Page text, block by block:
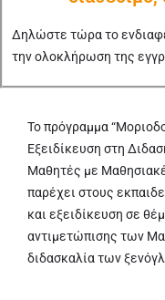
Δηλώστε τώρα το
την ολοκλήρωση της
Το πρόγραμμα
Εξειδίκευση στη
Μαθητές με
παρέχει στους
και εξειδίκευση σε
αντιμετώπισης των
διδασκαλία των